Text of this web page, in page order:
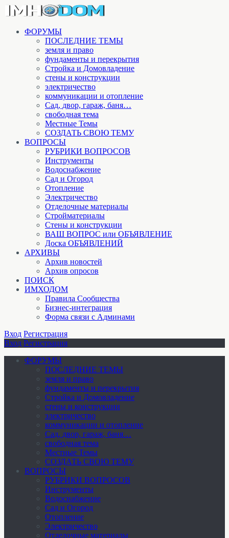
ФОРУМЫ
ПОСЛЕДНИЕ ТЕМЫ
земля и право
фундаменты и перекрытия
Стройка и Домовладение
стены и конструкции
электричество
коммуникации и отопление
Cад, двор, гараж, баня…
свободная тема
Местные Темы
СОЗДАТЬ СВОЮ ТЕМУ
ВОПРОСЫ
РУБРИКИ ВОПРОСОВ
Инструменты
Водоснабжение
Сад и Огород
Отопление
Электричество
Отделочные материалы
Стройматериалы
Стены и конструкции
ВАШ ВОПРОС или ОБЪЯВЛЕНИЕ
Доска ОБЪЯВЛЕНИЙ
АРХИВЫ
Архив новостей
Архив опросов
ПОИСК
ИМХОДОМ
Правила Сообщества
Бизнес-интеграция
Форма связи с Админами
Вход Регистрация
Вход Регистрация
ФОРУМЫ
ПОСЛЕДНИЕ ТЕМЫ
земля и право
фундаменты и перекрытия
Стройка и Домовладение
стены и конструкции
электричество
коммуникации и отопление
Cад, двор, гараж, баня…
свободная тема
Местные Темы
СОЗДАТЬ СВОЮ ТЕМУ
ВОПРОСЫ
РУБРИКИ ВОПРОСОВ
Инструменты
Водоснабжение
Сад и Огород
Отопление
Электричество
Отделочные материалы